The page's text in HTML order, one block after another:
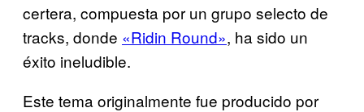
certera, compuesta por un grupo selecto de
tracks, donde «Ridin Round», ha sido un
éxito ineludible.
Este tema originalmente fue producido por